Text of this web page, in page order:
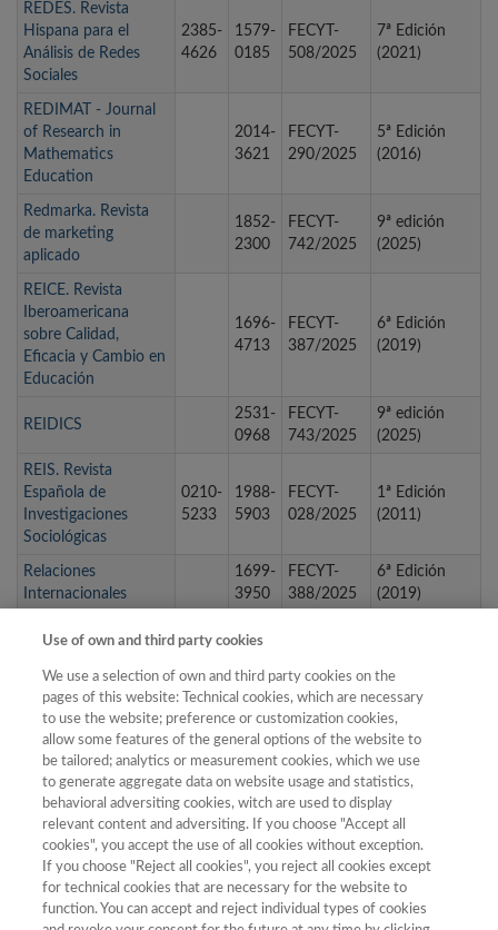
REDES. Revista
Hispana para el
Análisis de Redes
Sociales
2385-
4626
1579-
0185
FECYT-
508/2025
7ª Edición
(2021)
REDIMAT - Journal
of Research in
Mathematics
Education
2014-
3621
FECYT-
290/2025
5ª Edición
(2016)
Redmarka. Revista
de marketing
aplicado
1852-
2300
FECYT-
742/2025
9ª edición
(2025)
REICE. Revista
Iberoamericana
sobre Calidad,
Eficacia y Cambio en
Educación
1696-
4713
FECYT-
387/2025
6ª Edición
(2019)
REIDICS
2531-
0968
FECYT-
743/2025
9ª edición
(2025)
REIS. Revista
Española de
Investigaciones
Sociológicas
0210-
5233
1988-
5903
FECYT-
028/2025
1ª Edición
(2011)
Relaciones
Internacionales
1699-
3950
FECYT-
388/2025
6ª Edición
(2019)
Tecnología Educativa
1695-
1695-
RELIES. Revista del
Laboratorio
Iberoamericano para
el Estudio
Sociohstórico de las
Sexualidades
2659-
8620
FECYT-
744/2025
(2025)
« primera … 12 13 15
Use of own and third party cookies
We use a selection of own and third party cookies on the
pages of this website: Technical cookies, which are necessary
to use the website; preference or customization cookies,
allow some features of the general options of the website to
be tailored; analytics or measurement cookies, which we use
to generate aggregate data on website usage and statistics,
behavioral adversiting cookies, witch are used to display
relevant content and adversiting. If you choose "Accept all
cookies", you accept the use of all cookies without exception.
If you choose "Reject all cookies", you reject all cookies except
for technical cookies that are necessary for the website to
function. You can accept and reject individual types of cookies